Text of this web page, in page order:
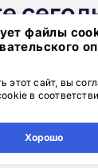
₽
файлы
этот сайт, вы
в
Хорошо